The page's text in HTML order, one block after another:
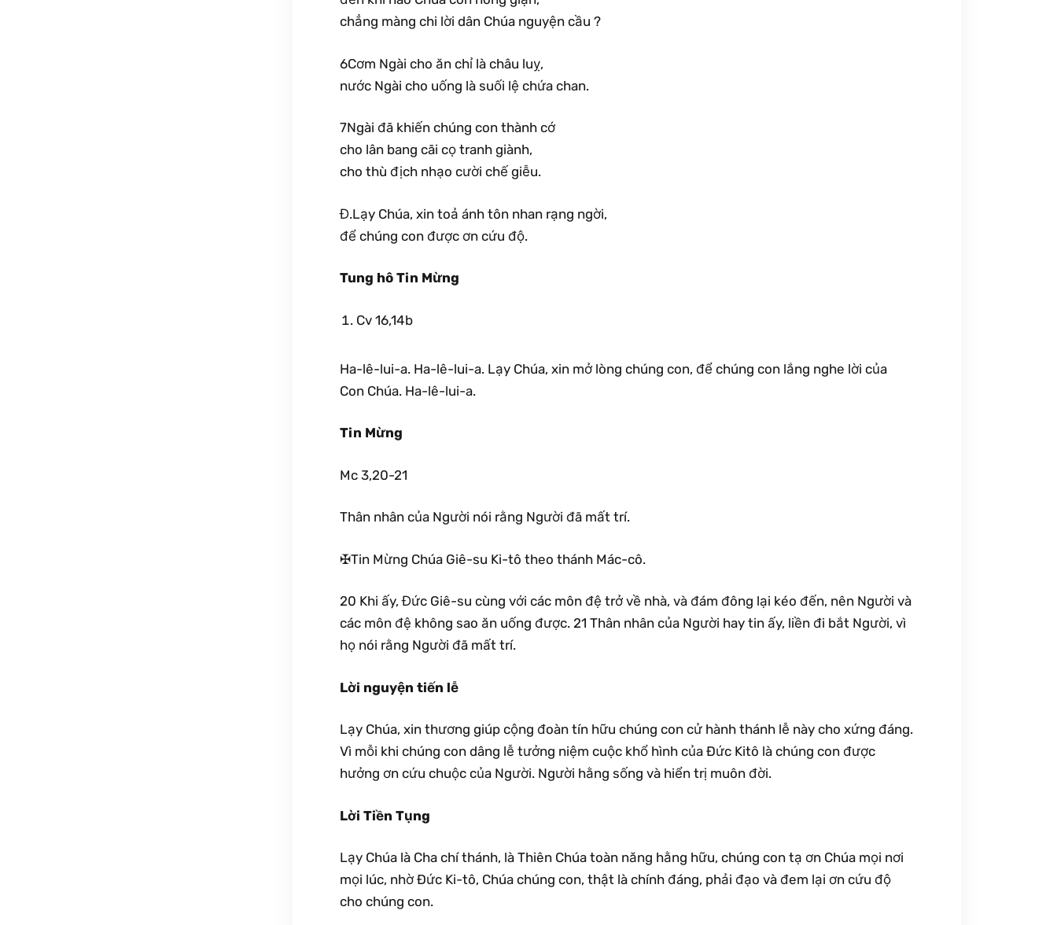
chẳng màng chi lời dân Chúa nguyện cầu ?
6Cơm Ngài cho ăn chỉ là châu luỵ,
nước Ngài cho uống là suối lệ chứa chan.
7Ngài đã khiến chúng con thành cớ
cho lân bang cãi cọ tranh giành,
cho thù địch nhạo cười chế giễu.
Đ.Lạy Chúa, xin toả ánh tôn nhan rạng ngời,
để chúng con được ơn cứu độ.
Tung hô Tin Mừng
Cv 16,14b
Ha-lê-lui-a. Ha-lê-lui-a. Lạy Chúa, xin mở lòng chúng con, để chúng con lắng nghe lời của
Con Chúa. Ha-lê-lui-a.
Tin Mừng
Mc 3,20-21
Thân nhân của Người nói rằng Người đã mất trí.
✠Tin Mừng Chúa Giê-su Ki-tô theo thánh Mác-cô.
20 Khi ấy, Đức Giê-su cùng với các môn đệ trở về nhà, và đám đông lại kéo đến, nên Người và
các môn đệ không sao ăn uống được. 21 Thân nhân của Người hay tin ấy, liền đi bắt Người, vì
họ nói rằng Người đã mất trí.
Lời nguyện tiến lễ
Lạy Chúa, xin thương giúp cộng đoàn tín hữu chúng con cử hành thánh lễ này cho xứng đáng.
Vì mỗi khi chúng con dâng lễ tưởng niệm cuộc khổ hình của Ðức Kitô là chúng con được
hưởng ơn cứu chuộc của Người. Người hằng sống và hiển trị muôn đời.
Lời Tiền Tụng
Lạy Chúa là Cha chí thánh, là Thiên Chúa toàn năng hằng hữu, chúng con tạ ơn Chúa mọi nơi
mọi lúc, nhờ Ðức Ki-tô, Chúa chúng con, thật là chính đáng, phải đạo và đem lại ơn cứu độ
cho chúng con.